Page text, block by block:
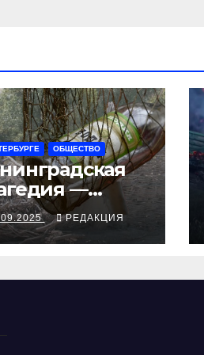
ОБЩЕСТВО
—
смертей от
РЕДАКЦИЯ